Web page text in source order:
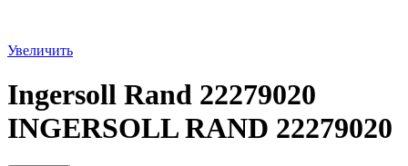
Увеличить
Ingersoll Rand 22279020
INGERSOLL RAND 22279020